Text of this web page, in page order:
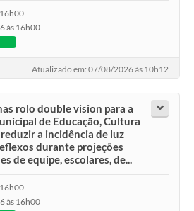
às 16h00
Atualizado em: 07/08/2026 às 10h12
rolo double vision para a
de Educação, Cultura
a incidência de luz
durante projeções
de equipe, escolares, de...
às 16h00